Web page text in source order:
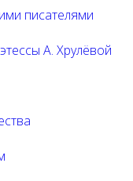
писателями
А. Хрулёвой